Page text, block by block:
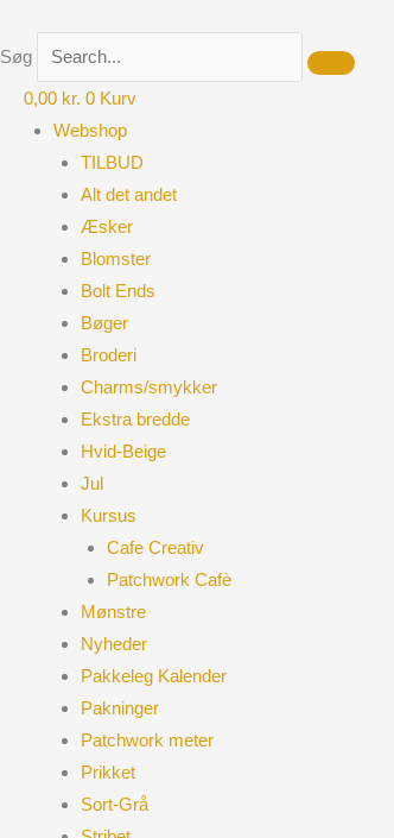
til
indholdet
Søg
0,00 kr. 0 Kurv
Webshop
TILBUD
Alt det andet
Æsker
Blomster
Bolt Ends
Bøger
Broderi
Charms/smykker
Ekstra bredde
Hvid-Beige
Jul
Kursus
Cafe Creativ
Patchwork Cafè
Mønstre
Nyheder
Pakkeleg Kalender
Pakninger
Patchwork meter
Prikket
Sort-Grå